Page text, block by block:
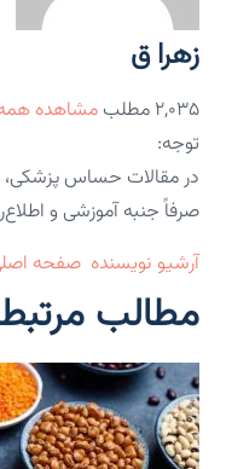
زهرا ق
۲,۰۳۵ مطلب
مشاهده
توجه:
در مقالات حساس پزشکی،
صرفاً جنبه آموزشی و
آرشیو نویسنده صفحه
مطالب مرتبط